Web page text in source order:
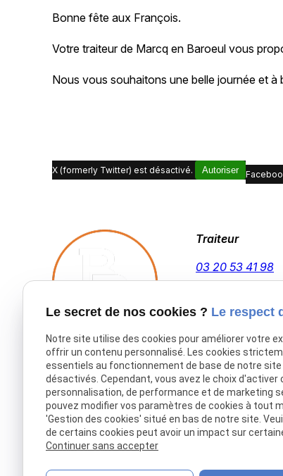
Bonne fête aux François.
Votre traiteur de Marcq en Baroeul vous
Nous vous souhaitons une belle journée et à
X (formerly Twitter) est désactivé. Autoriser
Traiteur
03 20 53 41 98
Accueil
Traiteur Delecroix
Boissons professionnels
Boissons particuliers
Location de matériel
Boucherie
Le secret de nos cookies ? Le respect
Notre site utilise des cookies pour améliorer votre
offrir un contenu personnalisé. Les cookies
essentiels au fonctionnement de base de notre
désactivés. Cependant, vous avez le choix d'activer
personnalisation, de performance et de marketing
pouvez modifier vos paramètres de cookies à tout
'Gestion des cookies' situé en bas de notre site.
de certains cookies peut avoir un impact sur
Continuer sans accepter